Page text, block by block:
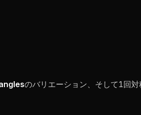
のバリエーション、そして1回